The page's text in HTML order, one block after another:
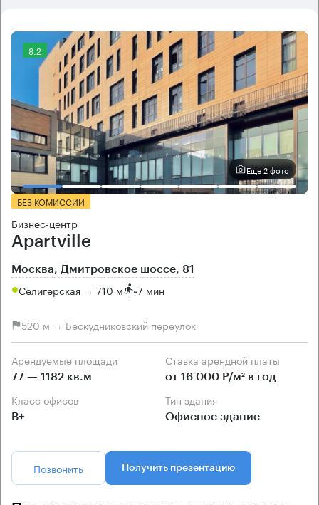
8.2
Еще 2 фото
БЕЗ КОМИССИИ
Бизнес-центр
Apartville
Москва, Дмитровское шоссе, 81
Селигерская → 710 м ~7 мин
520 м → Бескудниковский переулок
Арендуемые площади
77 — 1182 кв.м
Ставка арендной платы
от 16 000 Р/м² в год
Класс офисов
B+
Тип здания
Офисное здание
Позвонить Получить презентацию